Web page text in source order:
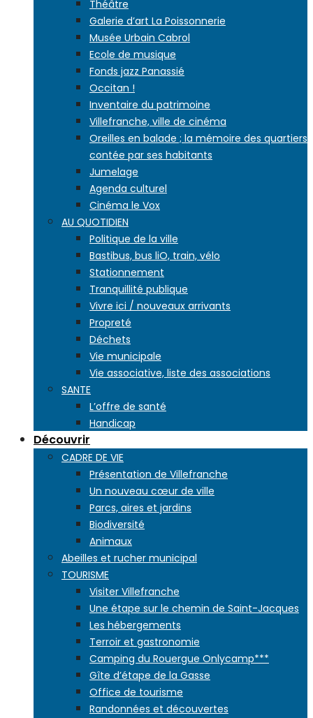
Théâtre
Galerie d’art La Poissonnerie
Musée Urbain Cabrol
Ecole de musique
Fonds jazz Panassié
Occitan !
Inventaire du patrimoine
Villefranche, ville de cinéma
Oreilles en balade ; la mémoire des quartiers
contée par ses habitants
Jumelage
Agenda culturel
Cinéma le Vox
AU QUOTIDIEN
Politique de la ville
Bastibus, bus liO, train, vélo
Stationnement
Tranquillité publique
Vivre ici / nouveaux arrivants
Propreté
Déchets
Vie municipale
Vie associative, liste des associations
SANTE
L’offre de santé
Handicap
Découvrir
CADRE DE VIE
Présentation de Villefranche
Un nouveau cœur de ville
Parcs, aires et jardins
Biodiversité
Animaux
Abeilles et rucher municipal
TOURISME
Visiter Villefranche
Une étape sur le chemin de Saint-Jacques
Les hébergements
Terroir et gastronomie
Camping du Rouergue Onlycamp***
Gîte d’étape de la Gasse
Office de tourisme
Randonnées et découvertes